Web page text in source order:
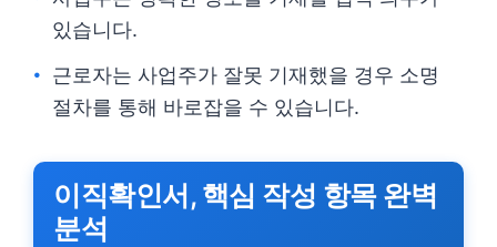
있습니다.
근로자는 사업주가 잘못 기재했을 경우 소명
절차를 통해 바로잡을 수 있습니다.
이직확인서, 핵심 작성 항목 완벽
분석